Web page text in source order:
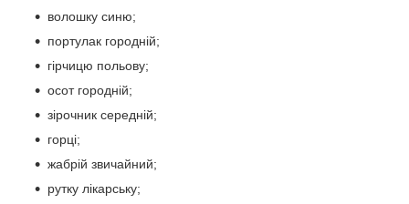
волошку синю;
портулак городній;
гірчицю польову;
осот городній;
зірочник середній;
горці;
жабрій звичайний;
рутку лікарську;